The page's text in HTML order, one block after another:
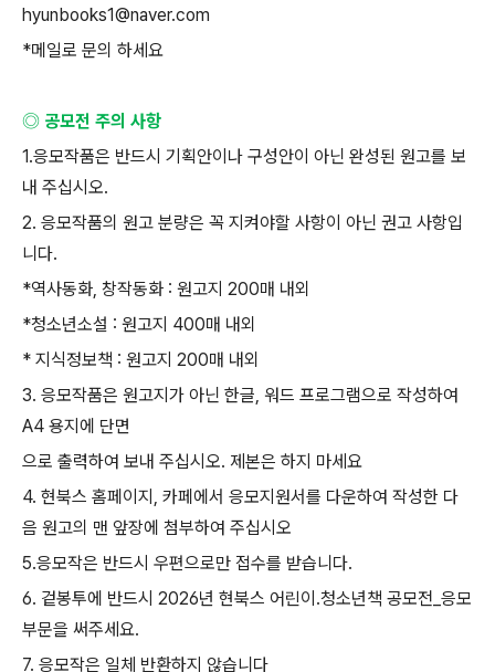
hyunbooks1@naver.com
*메일로 문의 하세요
◎ 공모전 주의 사항
1.응모작품은 반드시 기획안이나 구성안이 아닌 완성된 원고를 보
내 주십시오.
2. 응모작품의 원고 분량은 꼭 지켜야할 사항이 아닌 권고 사항입
니다.
*역사동화, 창작동화 : 원고지 200매 내외
*청소년소설 : 원고지 400매 내외
* 지식정보책 : 원고지 200매 내외
3. 응모작품은 원고지가 아닌 한글, 워드 프로그램으로 작성하여
A4 용지에 단면
으로 출력하여 보내 주십시오. 제본은 하지 마세요
4. 현북스 홈페이지 , 카페에서 응모지원서를 다운하여 작성한 다
음 원고의 맨 앞장에 첨부하여 주십시오
5.응모작은 반드시 우편으로만 접수를 받습니다.
6. 겉봉투에 반드시 2026년 현북스 어린이 .청소년책 공모전 응모
부문을 써주세요.
7. 응모작은 일체 반환하지 않습니다